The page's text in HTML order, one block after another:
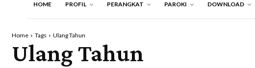
HOME PROFIL PERANGKAT PAROKI DOWNLOAD
Home Tags Ulang Tahun
Ulang Tahun